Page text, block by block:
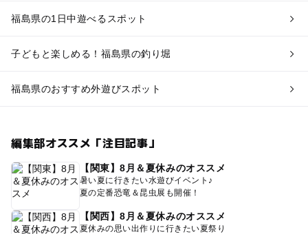
福島県の1日中遊べるスポット
子どもと楽しめる！福島県の釣り堀
福島県のおすすめ外遊びスポット
編集部オススメ「注目記事」
【関東】8月＆夏休みのオススメ
暑い夏に行きたい水遊びイベント♪
夏の定番恐竜＆昆虫展も開催！
【関西】8月＆夏休みのオススメ
夏休みの思い出作りに行きたい夏祭り